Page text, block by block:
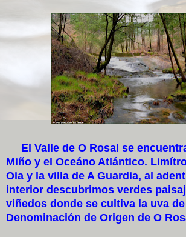
El Valle de O Rosal se
Miño y el Oceáno Atlántico.
Oia y la villa de A Guardia, al
interior descubrimos verdes
viñedos donde se cultiva la uva
Denominación de Origen de O